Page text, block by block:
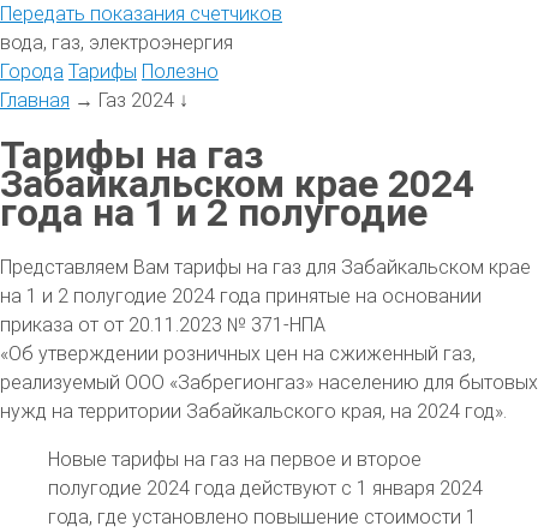
Передать показания счетчиков
вода, газ, электроэнергия
Города Тарифы Полезно
Главная → Газ 2024 ↓
Тарифы на газ
Забайкальском крае 2024
года на 1 и 2 полугодие
Представляем Вам тарифы на газ для Забайкальском крае
на 1 и 2 полугодие 2024 года принятые на основании
приказа от от 20.11.2023 № 371-НПА
«Об утверждении розничных цен на сжиженный газ,
реализуемый ООО «Забрегионгаз» населению для бытовых
нужд на территории Забайкальского края, на 2024 год».
Новые тарифы на газ на первое и второе
полугодие 2024 года действуют с 1 января 2024
года, где установлено повышение стоимости 1